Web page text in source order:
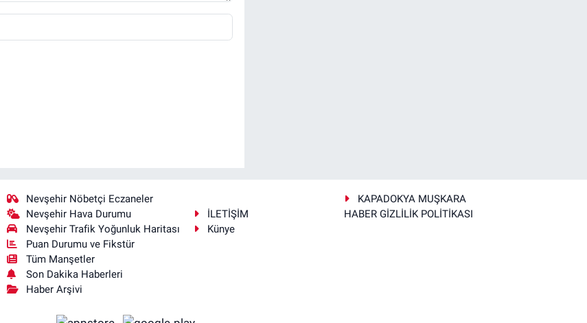
Nevşehir Nöbetçi Eczaneler
Nevşehir Hava Durumu
Nevşehir Trafik Yoğunluk Haritası
Puan Durumu ve Fikstür
Tüm Manşetler
Son Dakika Haberleri
Haber Arşivi
İLETİŞİM
KAPADOKYA MUŞKARA
HABER GİZLİLİK POLİTİKASI
Künye